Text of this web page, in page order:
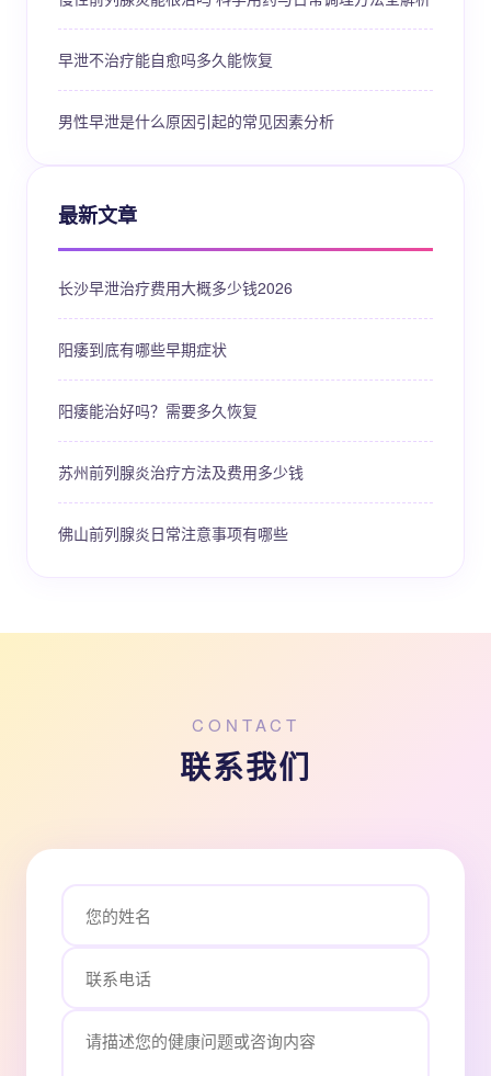
早泄不治疗能自愈吗多久能恢复
男性早泄是什么原因引起的常见因素分析
最新文章
长沙早泄治疗费用大概多少钱2026
阳痿到底有哪些早期症状
阳痿能治好吗？需要多久恢复
苏州前列腺炎治疗方法及费用多少钱
佛山前列腺炎日常注意事项有哪些
CONTACT
联系我们